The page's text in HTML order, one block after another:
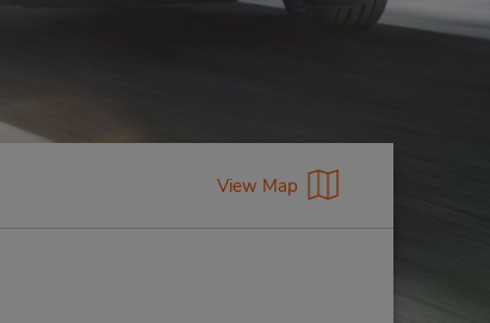
View Map